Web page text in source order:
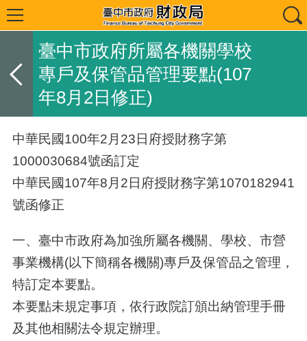
臺中市政府所屬各機關學校
專戶及保管品管理要點(107
年8月2日修正)
中華民國100年2月23日府授財務字第
1000030684號函訂定
中華民國107年8月2日府授財務字第1070182941
號函修正
一、臺中市政府為加強所屬各機關、學校、市營
事業機構(以下簡稱各機關)專戶及保管品之管理，
特訂定本要點。
本要點未規定事項，依行政院訂頒出納管理手冊
及其他相關法令規定辦理。